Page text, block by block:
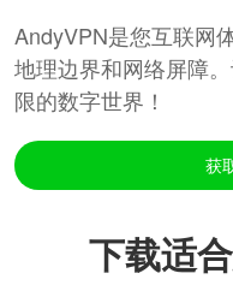
AndyVPN是您互联网
地理边界和网络屏障
限的数字世界！
获
下载适